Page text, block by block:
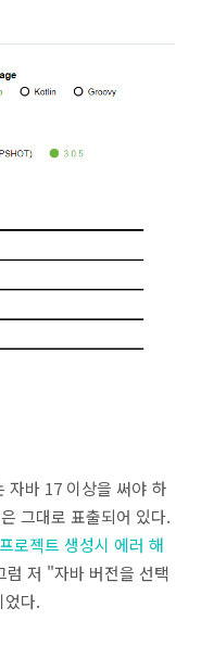
자바 17 이상을 써야 하
그대로 표출되어 있다.
로젝트 생성시 에러 해
럼 저 "자바 버전을 선택
었다.